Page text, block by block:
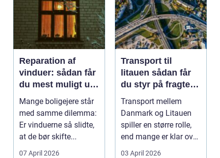
Reparation af
vinduer: sådan får
du mest muligt ud
af dine gamle
vinduer
Mange boligejere står
med samme dilemma:
Er vinduerne så slidte,
at de bør skifte...
07 April 2026
Transport til
litauen sådan får
du styr på fragten
til baltikum
Transport mellem
Danmark og Litauen
spiller en større rolle,
end mange er klar over.
Litauen er et n...
03 April 2026